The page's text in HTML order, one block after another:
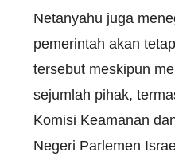
Netanyahu juga
pemerintah akan
tersebut meskipun
sejumlah pihak,
Komisi Keamanan
Negeri Parlemen